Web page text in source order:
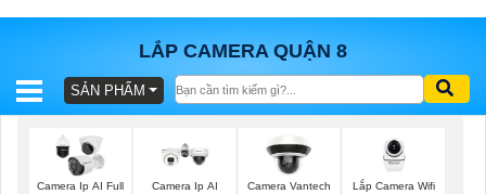
LẮP CAMERA QUẬN 8
BÁO
TRỌN
GÓI
SẢN PHẨM
Camera Ip AI Full
Camera Ip AI
Camera Vantech
Lắp Camera Wifi